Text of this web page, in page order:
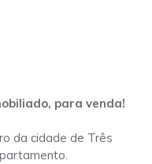
para venda!
da cidade de Três